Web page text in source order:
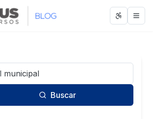
Abrir
Buscar